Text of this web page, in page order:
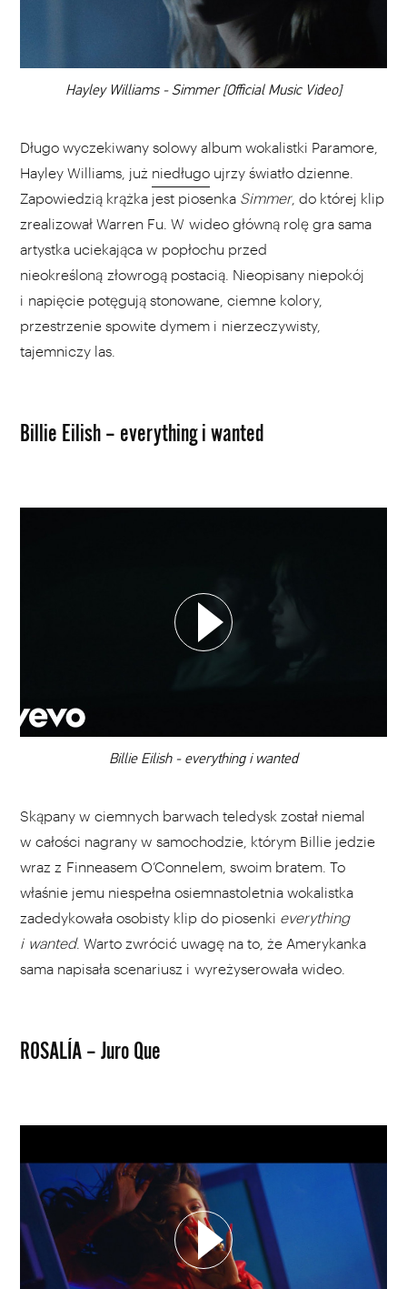
00:00
Hayley Williams - Simmer [Official Music Video]
DODAJ TEN FILM DO PLAYLISTY
Długo wyczekiwany solowy album wokalistki Paramore,
Hayley Williams, już niedługo ujrzy światło dzienne.
Zapowiedzią krążka jest piosenka Simmer, do której klip
zrealizował Warren Fu. W wideo główną rolę gra sama
artystka uciekająca w popłochu przed
nieokreśloną złowrogą postacią. Nieopisany niepokój
i napięcie potęgują stonowane, ciemne kolory,
przestrzenie spowite dymem i nierzeczywisty,
tajemniczy las.
Billie Eilish – everything i wanted
00:00Billie Eilish - everything i wanted
Skąpany w ciemnych barwach teledysk został niemal
w całości nagrany w samochodzie, którym Billie jedzie
wraz z Finneasem O’Connelem, swoim bratem. To
właśnie jemu niespełna osiemnastoletnia wokalistka
zadedykowała osobisty klip do piosenki everything
i wanted. Warto zwrócić uwagę na to, że Amerykanka
sama napisała scenariusz i wyreżyserowała wideo.
ROSALÍA – Juro Que
WYBIERZ SWOJĄ PLAYLISTĘ